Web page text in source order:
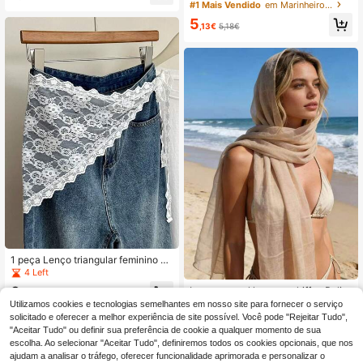
adas para vestidos.
1 peça Lenço triangular feminino de
renda floral para primavera/outono,
clássico, respirável, vazado, cor lis
rativo para a cabeça, véu de igreja,
adequado para uso diário, férias, vi
agens e escola
4 Left
3
Para Decoração Diária Mulheres En
#1 Mais Vendido em Marinheiro Lenços
5 ,13€ 5,18€
Lenço casual leve em chiffon Bali d
e cor lisa, poliéster, fino, para verão,
praia e fotografia de férias
#1 Mais Vendido em Multicolorido Lenços Femininos
5 ,88€
Utilizamos cookies e tecnologias semelhantes em nosso site para fornecer o serviço
solicitado e oferecer a melhor experiência de site possível. Você pode "Rejeitar Tudo",
"Aceitar Tudo" ou definir sua preferência de cookie a qualquer momento de sua
escolha. Ao selecionar "Aceitar Tudo", definiremos todos os cookies opcionais, que nos
ajudam a analisar o tráfego, oferecer funcionalidade aprimorada e personalizar o